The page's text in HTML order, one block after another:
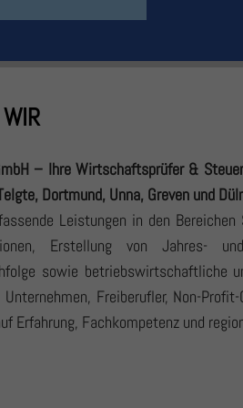
– Ihre Wirtschaftsprüfer &
Dortmund, Unna, Greven und
Leistungen in den Bereichen
, Erstellung von Jahres-
sowie betriebswirtschaftliche
Unternehmen, Freiberufler, Non-
Erfahrung, Fachkompetenz und